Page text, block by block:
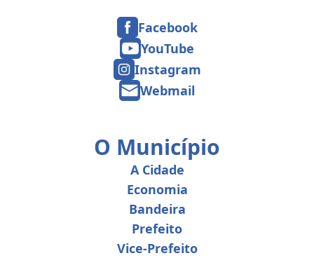
Facebook
YouTube
Instagram
Webmail
O Município
A Cidade
Economia
Bandeira
Prefeito
Vice-Prefeito